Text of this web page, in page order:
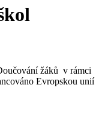
žáků v rámci
Evropskou unií